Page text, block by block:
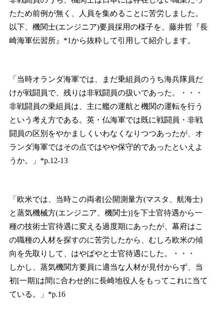
たため前例が無く、人員を集めることに苦労しました。
以下、機関士(エンジニア)要員採用の様子を、藤井哲『長
崎海軍伝習所』*1から抜粋して引用して紹介します。
「当時オランダ海軍では、まだ乗組員のうち海兵隊員だ
けが戦闘員で、残りは非戦闘員の扱いであった。・・・
非戦闘員の乗組員は、主に艦の運航と機関の運転を行う
という考え方である。英・仏海軍では既に戦闘員・非戦
闘員の区別をやかましくいわなくなりつつあったが、オ
ランダ海軍ではその点ではやや保守的であったといえよ
うか。」*p.12-13
「欧米では、当時この両者[公開測量方(マスタ、航海士)
と蒸気機械方(エンジニア、機関士)]を下士官待遇から一
種の技術士官待遇に変える過度期にあったが、幕府はこ
の職種の人材を探すのに苦労したから、むしろ欧米の傾
向を先取りして、はやばやと士官待遇にした。・・・
しかし、蒸気機関方要員に適当な人材が見付からず、当
初[一期]は間に合わせ的に長崎地役人をもってこれに当て
ている。」*p.16